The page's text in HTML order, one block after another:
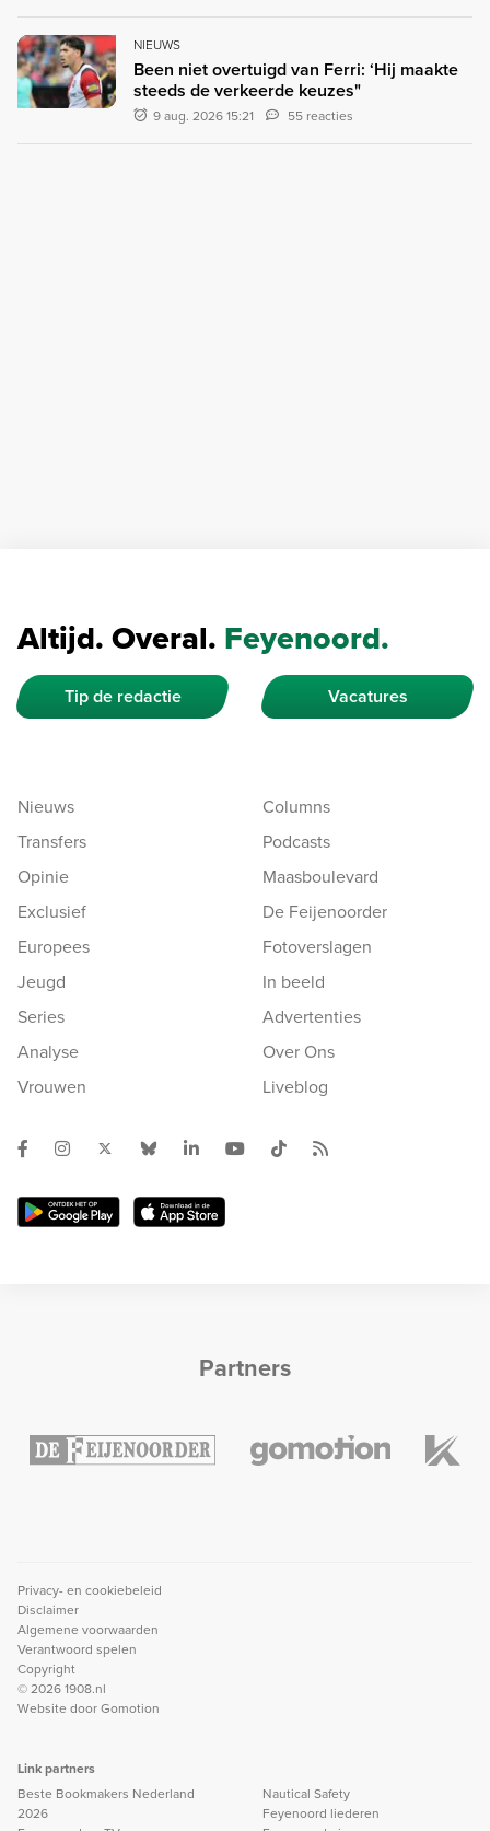
NIEUWS
Been niet overtuigd van Ferri: ‘Hij maakte
steeds de verkeerde keuzes"
9 aug. 2026 15:21 55 reacties
Altijd. Overal. Feyenoord.
Tip de redactie Vacatures
Nieuws
Transfers
Opinie
Exclusief
Europees
Jeugd
Series
Analyse
Vrouwen
Columns
Podcasts
Maasboulevard
De Feijenoorder
Fotoverslagen
In beeld
Advertenties
Over Ons
Liveblog
Partners
Privacy- en cookiebeleid
Disclaimer
Algemene voorwaarden
Verantwoord spelen
Copyright
© 2026 1908.nl
Website doorGomotion
Link partners
Beste Bookmakers Nederland
2026
Nautical Safety
Feyenoord liederen